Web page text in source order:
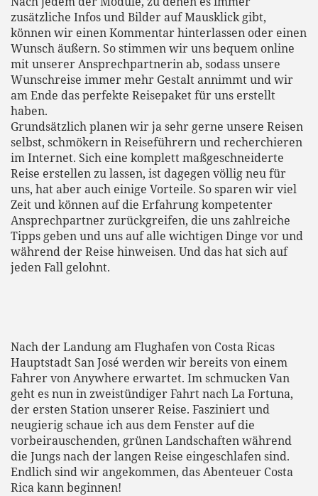
zusätzliche Infos und Bilder auf Mausklick gibt,
können wir einen Kommentar hinterlassen oder einen
Wunsch äußern. So stimmen wir uns bequem online
mit unserer Ansprechpartnerin ab, sodass unsere
Wunschreise immer mehr Gestalt annimmt und wir
am Ende das perfekte Reisepaket für uns erstellt
haben.
Grundsätzlich planen wir ja sehr gerne unsere Reisen
selbst, schmökern in Reiseführern und recherchieren
im Internet. Sich eine komplett maßgeschneiderte
Reise erstellen zu lassen, ist dagegen völlig neu für
uns, hat aber auch einige Vorteile. So sparen wir viel
Zeit und können auf die Erfahrung kompetenter
Ansprechpartner zurückgreifen, die uns zahlreiche
Tipps geben und uns auf alle wichtigen Dinge vor und
während der Reise hinweisen. Und das hat sich auf
jeden Fall gelohnt.
Nach der Landung am Flughafen von Costa Ricas
Hauptstadt San José werden wir bereits von einem
Fahrer von Anywhere erwartet. Im schmucken Van
geht es nun in zweistündiger Fahrt nach La Fortuna,
der ersten Station unserer Reise. Fasziniert und
neugierig schaue ich aus dem Fenster auf die
vorbeirauschenden, grünen Landschaften während
die Jungs nach der langen Reise eingeschlafen sind.
Endlich sind wir angekommen, das Abenteuer Costa
Rica kann beginnen!